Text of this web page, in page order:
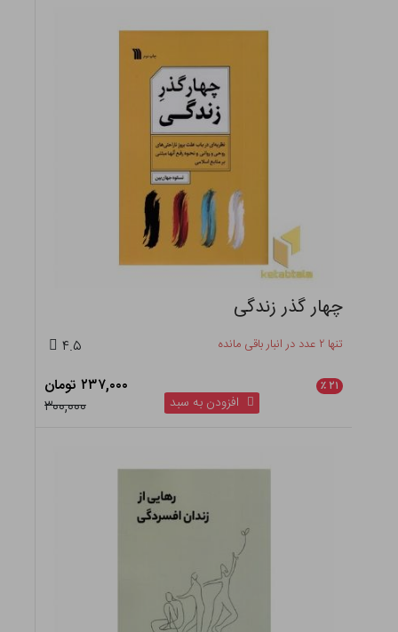
چهار گذر زندگی
تنها ۲ عدد در انبار باقی مانده ۴.۵
۲۱ ٪
۲۳۷,۰۰۰ تومان
۳۰۰,۰۰۰
افزودن به سبد